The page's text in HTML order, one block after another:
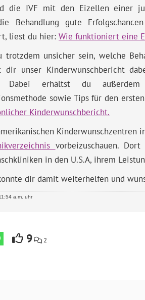
die IVF mit den Eizellen einer
Behandlung gute
liest du hier: Wie funktioniert eine
trotzdem unsicher sein, welche
unser Kinderwunschbericht
Dabei erhältst du
sowie Tips für den
Kinderwunschbericht.
vorbeizuschauen.
in den U.S.A, ihrem
dir damit weiterhelfen und
a.m. uhr
9 2